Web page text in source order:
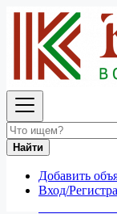
Найти
Добавить
Вход/
Продажа
Все
Разное
Личные вещи